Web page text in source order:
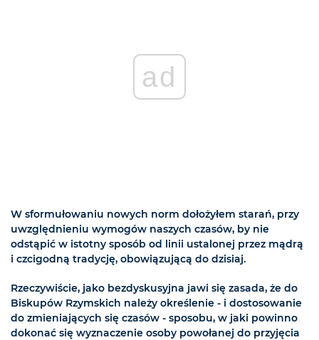
ad
W sformułowaniu nowych norm dołożyłem starań, przy
uwzględnieniu wymogów naszych czasów, by nie
odstąpić w istotny sposób od linii ustalonej przez mądrą
i czcigodną tradycję, obowiązującą do dzisiaj.
Rzeczywiście, jako bezdyskusyjna jawi się zasada, że do
Biskupów Rzymskich należy określenie - i dostosowanie
do zmieniających się czasów - sposobu, w jaki powinno
dokonać się wyznaczenie osoby powołanej do przyjęcia